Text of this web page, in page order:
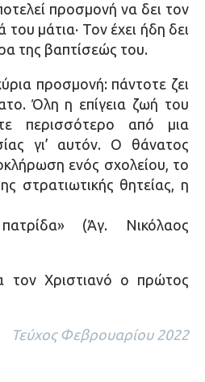
προσμονή να δει τον
μάτια· Τον έχει ήδη δει
της βαπτίσεώς του.
προσμονή: πάντοτε ζει
Όλη η επίγεια ζωή του
περισσότερο από μια
γι’ αυτόν. Ο θάνατος
ενός σχολείου, το
στρατιωτικής θητείας, η
(Άγ. Νικόλαος
τον Χριστιανό ο πρώτος
Τεύχος Φεβρουαρίου 2022